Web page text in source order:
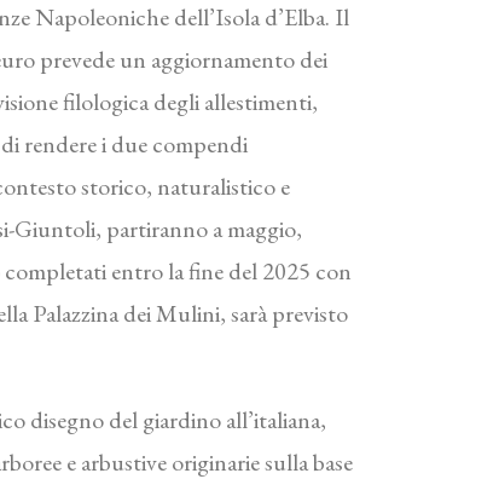
Napoleoniche dell’Isola d’Elba. Il
prevede un aggiornamento dei
filologica degli allestimenti,
rendere i due compendi
storico, naturalistico e
Giuntoli, partiranno a maggio,
entro la fine del 2025 con
Palazzina dei Mulini, sarà previsto
disegno del giardino all’italiana,
e arbustive originarie sulla base